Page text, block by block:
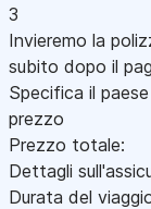
3
Invieremo la
subito dopo il
Specifica il
prezzo
Prezzo totale:
Dettagli
Durata del